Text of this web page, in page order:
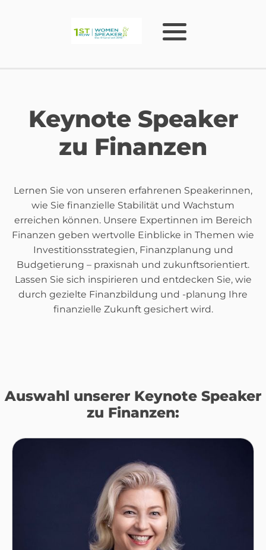
Keynote Speaker
zu Finanzen
Lernen Sie von unseren erfahrenen Speakerinnen,
wie Sie finanzielle Stabilität und Wachstum
erreichen können. Unsere Expertinnen im Bereich
Finanzen geben wertvolle Einblicke in Themen wie
Investitionsstrategien, Finanzplanung und
Budgetierung – praxisnah und zukunftsorientiert.
Lassen Sie sich inspirieren und entdecken Sie, wie
durch gezielte Finanzbildung und -planung Ihre
finanzielle Zukunft gesichert wird.
Auswahl unserer Keynote Speaker
zu Finanzen: